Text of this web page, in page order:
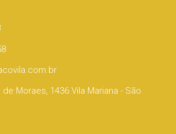
Moraes, 1436 Vila Mariana - São